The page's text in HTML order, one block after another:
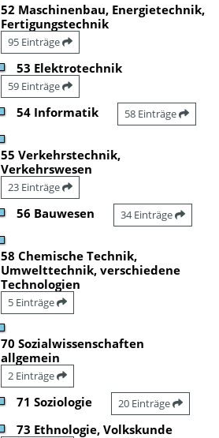
52 Maschinenbau, Energietechnik,
Fertigungstechnik
95 Einträge
53 Elektrotechnik
59 Einträge
54 Informatik 58 Einträge
55 Verkehrstechnik,
Verkehrswesen
23 Einträge
56 Bauwesen 34 Einträge
58 Chemische Technik,
Umwelttechnik, verschiedene
Technologien
5 Einträge
70 Sozialwissenschaften
allgemein
2 Einträge
71 Soziologie 20 Einträge
73 Ethnologie, Volkskunde